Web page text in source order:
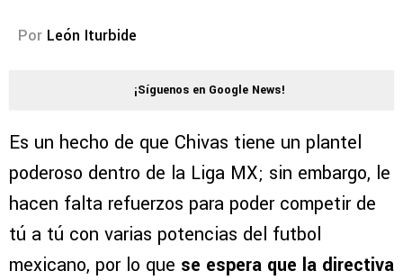
Por León Iturbide
¡Síguenos en Google News!
Es un hecho de que Chivas tiene un plantel
poderoso dentro de la Liga MX; sin embargo, le
hacen falta refuerzos para poder competir de
tú a tú con varias potencias del futbol
mexicano, por lo que se espera que la directiva